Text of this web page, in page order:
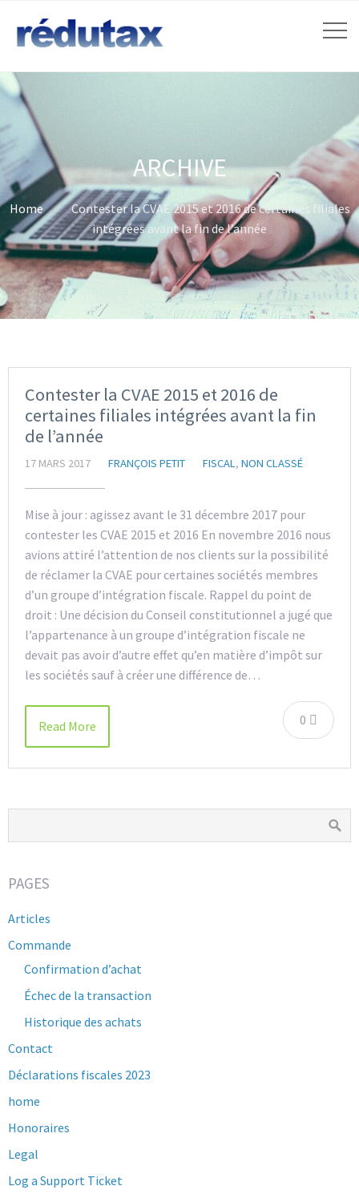
ARCHIVE
Home
Contester la CVAE 2015 et 2016 de certaines filiales
intégrées avant la fin de l’année
Contester la CVAE 2015 et 2016 de
certaines filiales intégrées avant la fin
de l’année
17 MARS 2017 FRANÇOIS PETIT FISCAL, NON CLASSÉ
Mise à jour : agissez avant le 31 décembre 2017 pour
contester les CVAE 2015 et 2016 En novembre 2016 nous
avions attiré l’attention de nos clients sur la possibilité
de réclamer la CVAE pour certaines sociétés membres
d’un groupe d’intégration fiscale. Rappel du point de
droit : Une décision du Conseil constitutionnel a jugé que
l’appartenance à un groupe d’intégration fiscale ne
devait pas avoir d’autre effet qu’en matière d’impôt sur
les sociétés sauf à créer une différence de…
0
Read More
PAGES
Articles
Commande
Confirmation d’achat
Échec de la transaction
Historique des achats
Contact
Déclarations fiscales 2023
home
Honoraires
Legal
Log a Support Ticket